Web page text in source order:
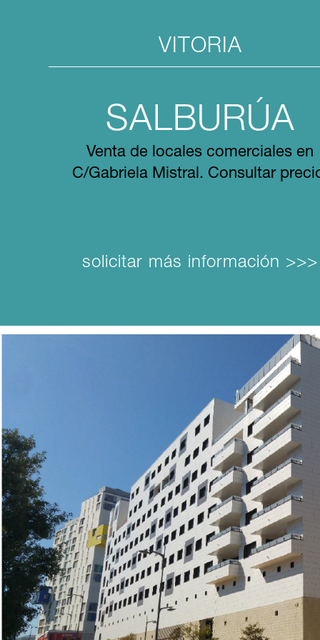
VITORIA
SALBURÚA
Venta de locales comerciales en
C/Gabriela Mistral. Consultar
solicitar más información >>>